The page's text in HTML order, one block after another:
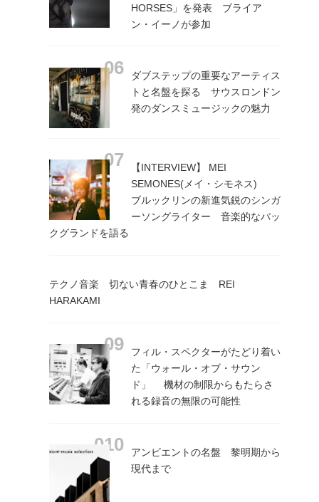
HORSES」を発表 ブライア
ン・イーノが参加
ダブステップの重要なアーティス
トと名盤を探る サウスロンドン
発のダンスミュージックの魅力
【INTERVIEW】 MEI
SEMONES(メイ・シモネス)
ブルックリンの新進気鋭のシンガ
ーソングライター 音楽的なバッ
クグランドを語る
テクノ音楽 切ない青春のひとこま REI
HARAKAMI
フィル・スペクターがたどり着い
た「ウォール・オブ・サウン
ド」 機材の制限からもたらさ
れる録音の無限の可能性
アンビエントの名盤 黎明期から
現代まで